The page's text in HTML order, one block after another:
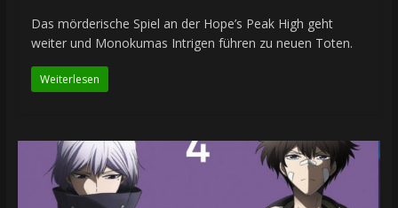
Das mörderische Spiel an der Hope’s Peak High geht
weiter und Monokumas Intrigen führen zu neuen Toten.
Weiterlesen